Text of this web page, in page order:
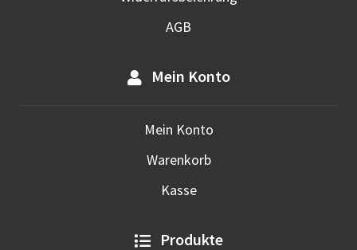
AGB
Mein Konto
Mein Konto
Warenkorb
Kasse
Produkte